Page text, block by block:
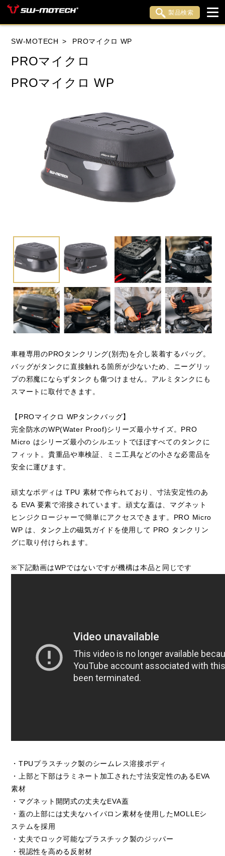
製品検索
HONDA YAMAHA
APRILIA
DUCATI HARLEY DAVIDSON
HUSQVANA INDIAN LiveWire
MOTO GUZZI
ROYAL ENFIELD
閉じる
SW-MOTECH PROマイクロ WP
PROマイクロ
PROマイクロ WP
車種専用のPROタンクリング(別売)を介し装着するバッグ。
バッグがタンクに直接触れる箇所が少ないため、ニーグリッ
プの邪魔にならずタンクも傷つけません。アルミタンクにも
スマートに取付できます。
【PROマイクロ WPタンクバッグ】
完全防水のWP(Water Proof)シリーズ最小サイズ。PRO
Micro はシリーズ最小のシルエットでほぼすべてのタンクに
フィット。貴重品や車検証、ミニ工具などの小さな必需品を
安全に運びます。
頑丈なボディは TPU 素材で作られており、寸法安定性のあ
る EVA 要素で溶接されています。頑丈な蓋は、マグネット
ヒンジクロージャーで簡単にアクセスできます。PRO Micro
WP は、タンク上の磁気ガイドを使用して PRO タンクリン
グに取り付けられます。
※下記動画はWPではないですが機構は本品と同じです
・TPUプラスチック製のシームレス溶接ボディ
・上部と下部はラミネート加工された寸法安定性のあるEVA
素材
・マグネット開閉式の丈夫なEVA蓋
・蓋の上部には丈夫なハイパロン素材を使用したMOLLEシ
ステムを採用
・丈夫でロック可能なプラスチック製のジッパー
・視認性を高める反射材